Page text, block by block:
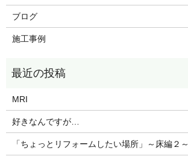
ブログ
施工事例
MRI
好きなんですが…
「ちょっとリフォームしたい場所」～床編２～